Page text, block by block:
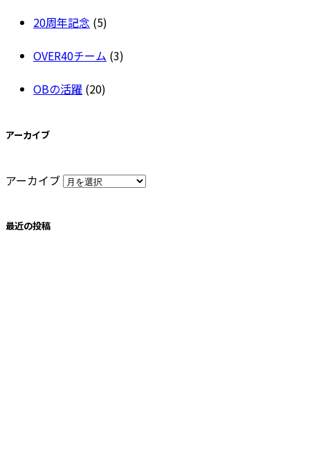
20周年記念 (5)
OVER40チーム (3)
OBの活躍 (20)
アーカイブ
アーカイブ
最近の投稿